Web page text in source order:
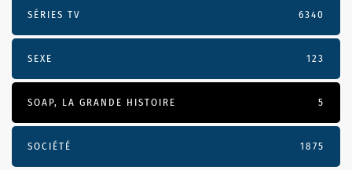
SÉRIES TV 6340
SEXE 123
SOAP, LA GRANDE HISTOIRE 5
SOCIÉTÉ 1875